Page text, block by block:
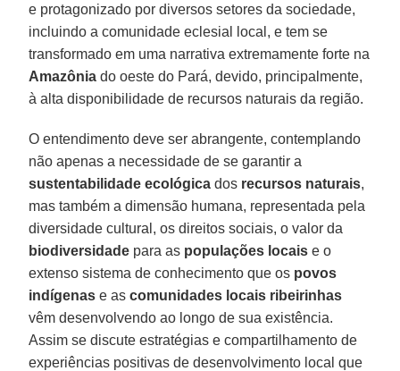
e protagonizado por diversos setores da sociedade,
incluindo a comunidade eclesial local, e tem se
transformado em uma narrativa extremamente forte na
Amazônia do oeste do Pará, devido, principalmente,
à alta disponibilidade de recursos naturais da região.
O entendimento deve ser abrangente, contemplando
não apenas a necessidade de se garantir a
sustentabilidade ecológica dos recursos naturais,
mas também a dimensão humana, representada pela
diversidade cultural, os direitos sociais, o valor da
biodiversidade para as populações locais e o
extenso sistema de conhecimento que os povos
indígenas e as comunidades locais ribeirinhas
vêm desenvolvendo ao longo de sua existência.
Assim se discute estratégias e compartilhamento de
experiências positivas de desenvolvimento local que